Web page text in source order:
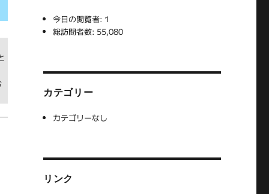
今日の閲覧者: 1
総訪問者数: 55,080
カテゴリー
カテゴリーなし
リンク